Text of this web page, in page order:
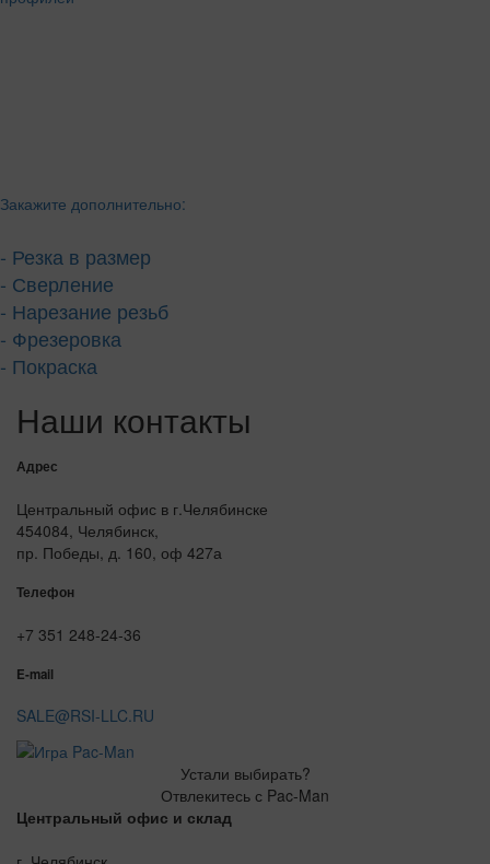
Закажите дополнительно:
- Резка в размер
- Сверление
- Нарезание резьб
- Фрезеровка
- Покраска
Наши контакты
Адрес
Центральный офис в г.Челябинске
454084, Челябинск,
пр. Победы, д. 160, оф 427а
Телефон
+7 351 248-24-36
E-mail
SALE@RSI-LLC.RU
Устали выбирать?
Отвлекитесь с Pac-Man
Центральный офис и склад